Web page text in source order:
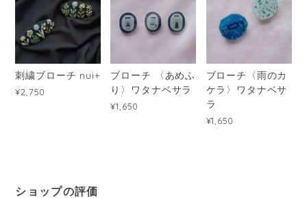
刺繍ブローチ nui+
¥2,750
ブローチ 〈あめふ
り〉ワタナベサラ
¥1,650
ブローチ〈雨のカ
ケラ〉ワタナベサ
ラ
¥1,650
ショップの評価